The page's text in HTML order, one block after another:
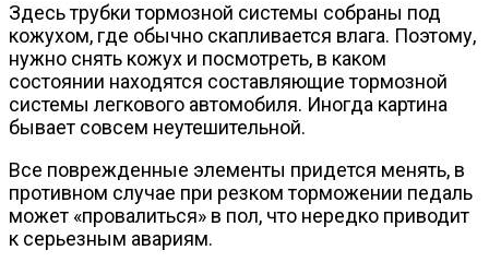
Здесь трубки тормозной системы собраны под
кожухом, где обычно скапливается влага. Поэтому,
нужно снять кожух и посмотреть, в каком
состоянии находятся составляющие тормозной
системы легкового автомобиля. Иногда картина
бывает совсем неутешительной.
Все поврежденные элементы придется менять, в
противном случае при резком торможении педаль
может «провалиться» в пол, что нередко приводит
к серьезным авариям.